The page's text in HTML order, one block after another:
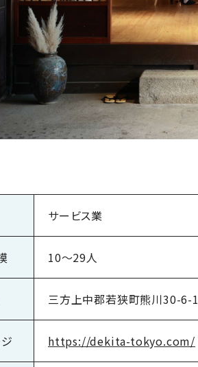
サービス業
10～29人
三方上中郡若狭町熊川30-6-1
https://dekita-tokyo.com/